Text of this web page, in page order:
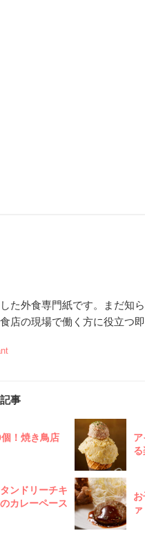
た外食専門紙です。まだ知
店の現場で働く方に役立つ
事
！焼き鳥店
ンドリーチキ
カレーペース